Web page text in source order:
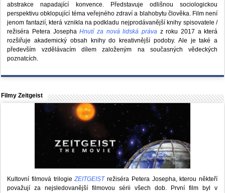
abstrakce napadající konvence. Představuje odlišnou sociologickou
perspektivu obklopující téma veřejného zdraví a blahobytu člověka. Film není
jenom fantazií, která vznikla na podkladu nejprodávanější knihy spisovatele /
režiséra Petera JosephaHnutí za nová lidská právaz roku 2017 a která
rozšiřuje akademický obsah knihy do kreativnější podoby. Ale je také a
především vzdělávacím dílem založeným na současných vědeckých
poznatcích.
Filmy Zeitgeist
Kultovní filmová trilogieZEITGEISTrežiséra Petera Josepha, kterou někteří
považují za nejsledovanější filmovou sérii všech dob. První film byl v